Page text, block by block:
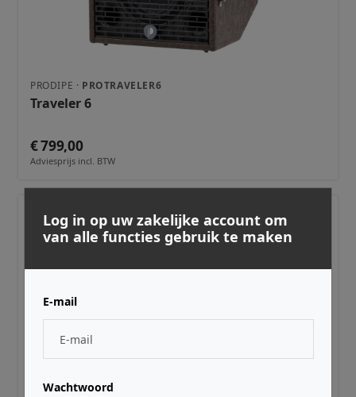
PRODIPE · PROTRAVELER6
Traveler 6
€ 799,00
Adviesprijs incl. BTW
PRODIPE ·PRONATURAL06WW
Log in op uw zakelijke account om
van alle functies gebruik te maken
E-mail
Wachtwoord